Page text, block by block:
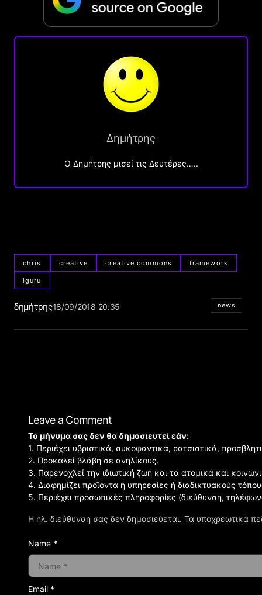
Δημήτρης
O Δημήτρης μισεί τις Δευτέρες…..
chris creative creative commons framework
iguru
δημήτρης18/09/2018 20:35 news
Leave a Comment
Η ηλ. διεύθυνση σας δεν δημοσιεύεται. Τα υποχρεωτικά
Το μήνυμα σας δεν θα δημοσιευτεί εάν:
1. Περιέχει υβριστικά, συκοφαντικά, ρατσιστικά,
2. Προκαλεί βλάβη σε ανηλίκους.
3. Παρενοχλεί την ιδιωτική ζωή και τα ατομικά και
4. Διαφημίζει προϊόντα ή υπηρεσίες ή διαδικτυακούς
5. Περιέχει προσωπικές πληροφορίες (διεύθυνση,
Name *
Email *